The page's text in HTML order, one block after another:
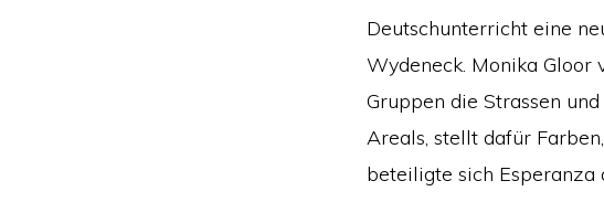
Deutschunterricht eine
Wydeneck. Monika
Gruppen die Strassen
Areals, stellt dafür
beteiligte sich Esperanza